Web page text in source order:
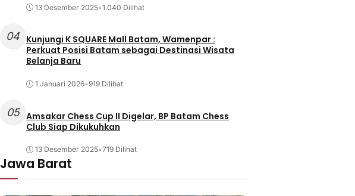
13 Desember 2025•1.040 Dilihat
04 Kunjungi K SQUARE Mall Batam, Wamenpar :
Perkuat Posisi Batam sebagai Destinasi Wisata
Belanja Baru
1 Januari 2026•919 Dilihat
05 Amsakar Chess Cup II Digelar, BP Batam Chess
Club Siap Dikukuhkan
13 Desember 2025•719 Dilihat
Jawa Barat